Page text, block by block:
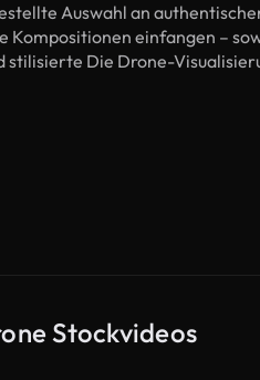
Auswahl an
Kompositionen einfangen –
Die Drone-
Stockvideos